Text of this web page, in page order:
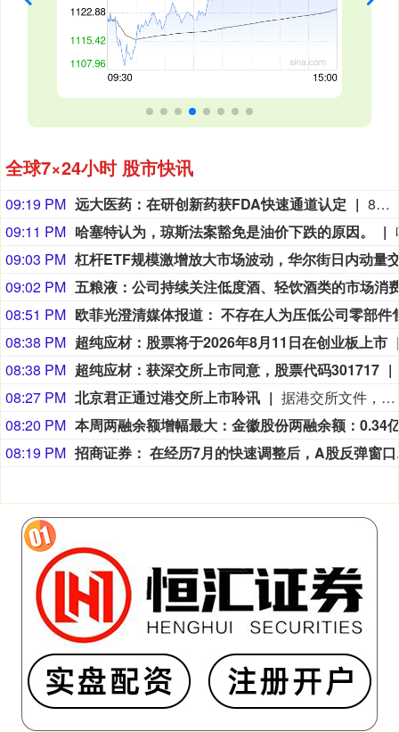
全球7×24小时 股市快讯
09:19 PM 远大医药：在研创新药获FDA快速通道认定
8月9日，远大医药（00512.HK）披露公告，公司FAP靶点创新核药GPN01530-2获得美国FDA授予快速通道资格（FTD）。GPN01530-2目前已获FDA批准开展用于诊断实体瘤的I/II期临床研究，此次获快速通道资格认定，有望加快GPN01530-2未来开发及上市进程。
09:11 PM 哈塞特认为，琼斯法案豁免是油价下跌的原因。
09:03 PM
09:02 PM
08:51 PM
08:38 PM 超纯应材：股票将于2026年8月11日在创业板上市
08:38 PM 超纯应材：获深交所上市同意，股票代码301717
08:27 PM 北京君正通过港交所上市聆讯
据港交所文件，8月9日，北京君正集成电路股份有限公司更新聆讯后资料集，意味着该公司港交所IPO通过聆讯。
08:20 PM
08:19 PM
招商